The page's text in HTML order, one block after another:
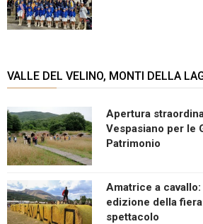
VALLE DEL VELINO, MONTI DELLA
Apertura
Vespasiano per le
Patrimonio
Amatrice a
edizione della
spettacolo